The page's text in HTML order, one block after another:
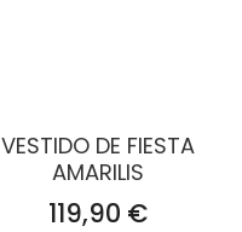
VESTIDO DE FIESTA
AMARILIS
Precio
119,90 €